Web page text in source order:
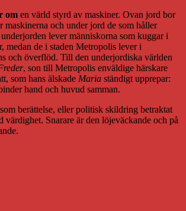
om en värld styrd av maskiner. Ovan jord bor
maskinerna och under jord de som håller
lever människorna som kuggar i
medan de i staden Metropolis lever i
och överflöd. Till den underjordiska världen
, son till Metropolis enväldige härskare
som hans älskade Maria ständigt upprepar:
hand och huvud samman.
som berättelse, eller politisk skildring betraktat
värdighet. Snarare är den löjeväckande och på